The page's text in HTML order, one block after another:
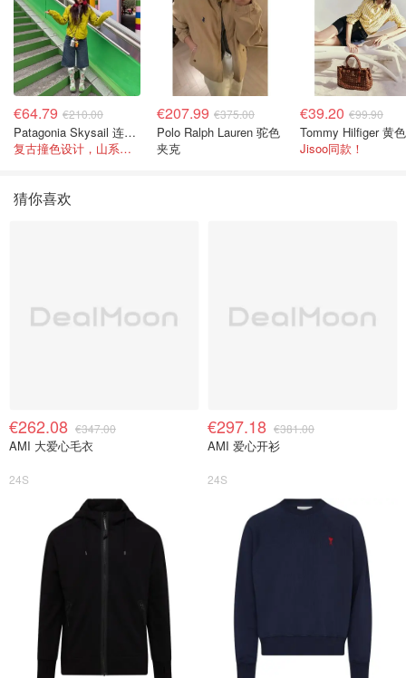
€64.79 €210.00
Patagonia Skysail 连帽夹克
复古撞色设计，山系感直接拉满
€207.99 €375.00
Polo Ralph Lauren 驼色
夹克
€39.20 €99.90
Jisoo同款！
猜你喜欢
€262.08 €347.00
AMI 大爱心毛衣
24S
€297.18 €381.00
AMI 爱心开衫
24S